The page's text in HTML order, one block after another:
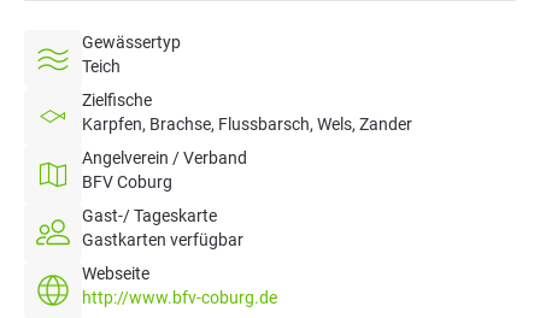
Gewässertyp
Teich
Zielfische
Karpfen, Brachse, Flussbarsch, Wels, Zander
Angelverein / Verband
BFV Coburg
Gast-/ Tageskarte
Gastkarten verfügbar
Webseite
http://www.bfv-coburg.de